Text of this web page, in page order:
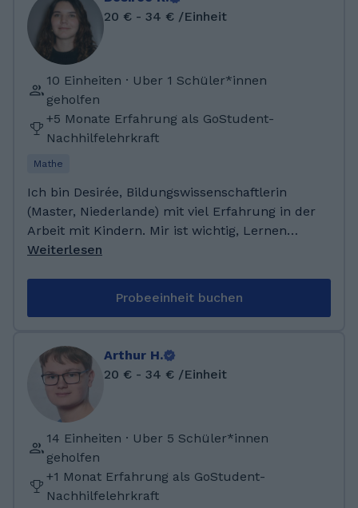
Realschulabschluss – Durchschnitt 1,3 Abitur
(berufliches Gymnasium, Profil
Gesundheitswesen) – Durchschnitt 1,7 Aktuell:
Bachelorstudium Pharmazeutische
Wissenschaften, 4. Semester Sprachen:
Deutsch – Muttersprache Arabisch –
Muttersprache Englisch – B2 bis C1
20 € - 34 € /Einheit
10 Einheiten · Uber 1 Schüler*innen
geholfen
+5 Monate Erfahrung als GoStudent-
Nachhilfelehrkraft
Mathe
Ich bin Desirée, Bildungswissenschaftlerin
(Master, Niederlande) mit viel Erfahrung in der
Arbeit mit Kindern. Mir ist wichtig, Lernen
verständlich, motivierend und ohne Druck zu
Bildungswissenschaften absolviert und
praktische Erfahrung als Nachhilfelehrerin bei
GoStudent gesammelt. In diesem Rahmen
habe ich Deutsch, Englisch und Mathematik
sowie verschiedene Fächer der Grundschule
unterrichtet. Durch meine Tätigkeit in der
Grundschulbetreuung verfüge ich über
umfassende Erfahrung im pädagogischen
Umgang mit Kindern.
Weiterlesen
Probeeinheit buchen
Arthur H.
20 € - 34 € /Einheit
14 Einheiten · Uber 5 Schüler*innen
geholfen
+1 Monat Erfahrung als GoStudent-
Nachhilfelehrkraft